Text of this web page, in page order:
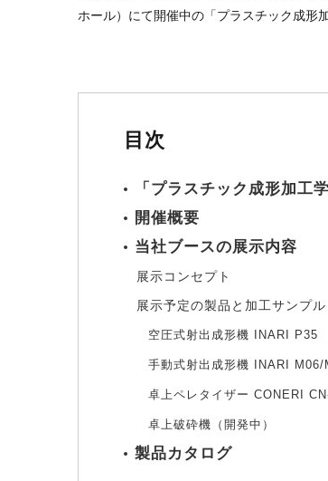
ホール）にて開催中の「プラスチック成形
目次
「プラスチック成形加工
開催概要
当社ブースの展示内容
展示コンセプト
展示予定の製品と加工サンプル
空圧式射出成形機 INARI P35
手動式射出成形機 INARI M06/
卓上ペレタイザー CONERI
卓上破砕機（開発中）
製品カタログ